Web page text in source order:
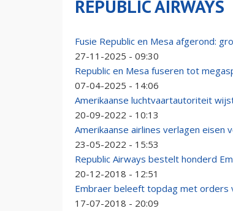
REPUBLIC AIRWAYS
Fusie Republic en Mesa afgerond:
27-11-2025 - 09:30
Republic en Mesa fuseren tot
07-04-2025 - 14:06
Amerikaanse luchtvaartautoriteit
20-09-2022 - 10:13
Amerikaanse airlines verlagen eisen
23-05-2022 - 15:53
Republic Airways bestelt honderd
20-12-2018 - 12:51
Embraer beleeft topdag met orders
17-07-2018 - 20:09